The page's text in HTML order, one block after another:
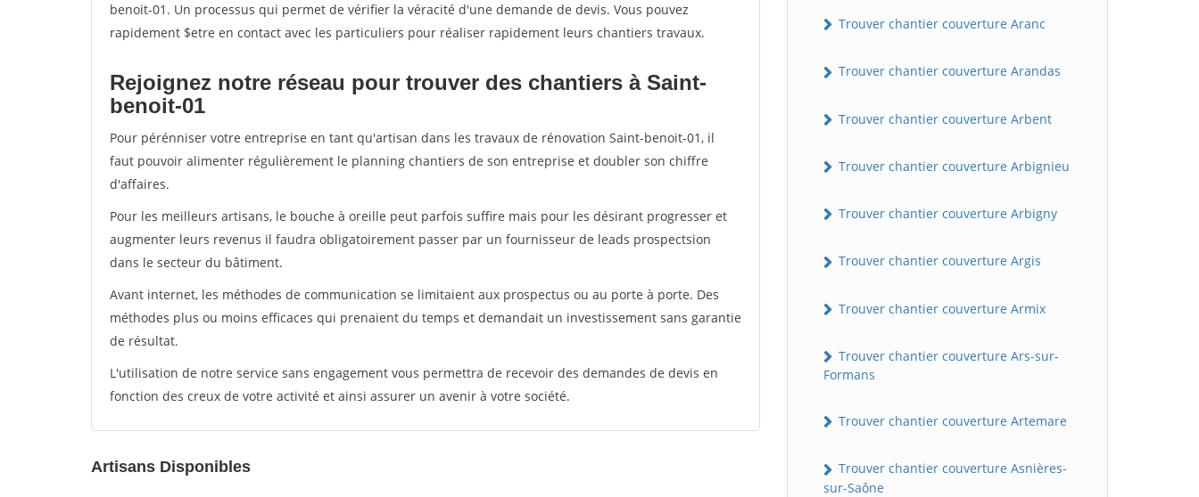
benoit-01. Un processus qui permet de vérifier la véracité d'une demande de devis. Vous pouvez
rapidement $etre en contact avec les particuliers pour réaliser rapidement leurs chantiers travaux.
Rejoignez notre réseau pour trouver des chantiers à Saint-
benoit-01
Pour pérénniser votre entreprise en tant qu'artisan dans les travaux de rénovation Saint-benoit-01, il
faut pouvoir alimenter régulièrement le planning chantiers de son entreprise et doubler son chiffre
d'affaires.
Pour les meilleurs artisans, le bouche à oreille peut parfois suffire mais pour les désirant progresser et
augmenter leurs revenus il faudra obligatoirement passer par un fournisseur de leads prospectsion
dans le secteur du bâtiment.
Avant internet, les méthodes de communication se limitaient aux prospectus ou au porte à porte. Des
méthodes plus ou moins efficaces qui prenaient du temps et demandait un investissement sans garantie
de résultat.
L'utilisation de notre service sans engagement vous permettra de recevoir des demandes de devis en
fonction des creux de votre activité et ainsi assurer un avenir à votre société.
Artisans Disponibles
Trouver chantier couverture Aranc
Trouver chantier couverture Arandas
Trouver chantier couverture Arbent
Trouver chantier couverture Arbignieu
Trouver chantier couverture Arbigny
Trouver chantier couverture Argis
Trouver chantier couverture Armix
Trouver chantier couverture Ars-sur-
Formans
Trouver chantier couverture Artemare
Trouver chantier couverture Asnières-
sur-Saône